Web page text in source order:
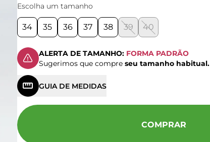
Escolha um tamanho
34 35 36 37 38 39 40
ALERTA DE TAMANHO: FORMA PADRÃO
Sugerimos que compre seu tamanho habitual.
GUIA DE MEDIDAS
COMPRAR